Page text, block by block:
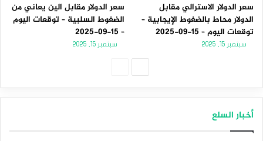
سعر الدولار الاسترالي مقابل
الدولار محاط بالضغوط الإيجابية –
توقعات اليوم – 15-09-2025
سبتمبر 15, 2025
سعر الدولار مقابل الين يعاني من
الضغوط السلبية – توقعات اليوم
– 15-09-2025
سبتمبر 15, 2025
أخبار السلع